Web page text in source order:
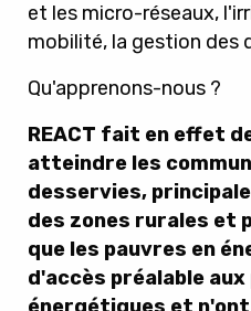
et les micro-réseaux,
mobilité, la gestion des
Qu'apprenons-nous ?
REACT fait en effet
atteindre les
desservies,
des zones rurales et
que les pauvres en
d'accès préalable